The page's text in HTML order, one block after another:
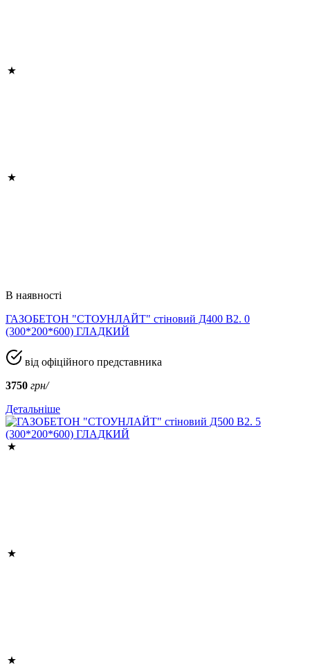
В наявності
ГАЗОБЕТОН "СТОУНЛАЙТ" стіновий Д400 В2. 0
(300*200*600) ГЛАДКИЙ
від офіційного представника
3750 грн/
Детальніше